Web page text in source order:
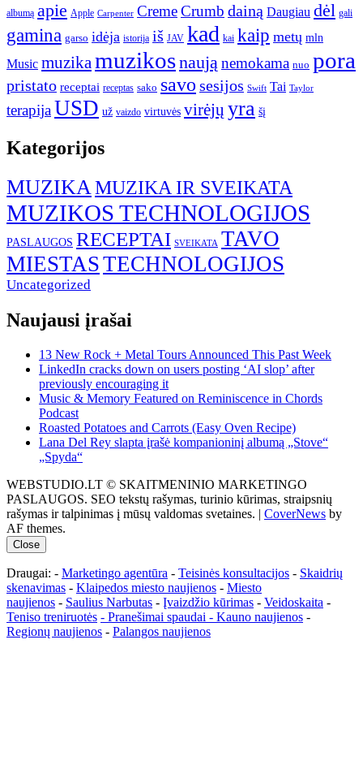
albumą apie Apple Carpenter CremeCrumb dainą Daugiau dėl gali
gamina garso idėja istorija iš JAV kad kai kaip metų mln
Music muzikamuzikosnaująnemokama nuo pora
pristato receptai receptas sako savo sesijos Swift Tai Taylor
terapijaUSD už vaizdo virtuvės virėjų yra šį
Kategorijos
MUZIKAMUZIKA IR SVEIKATA
MUZIKOS TECHNOLOGIJOS
PASLAUGOS RECEPTAI SVEIKATA TAVO
MIESTASTECHNOLOGIJOS
Uncategorized
Naujausi įrašai
13 New Rock + Metal Tours Announced This Past Week
LinkedIn cracks down on users posting ‘AI slop’ after
previously encouraging it
Music & Memory Featured on Reminiscence in Chords
Podcast
Roasted Potatoes and Carrots (Easy Oven Recipe)
Lana Del Rey slapta įrašė kompanioninį albumą „Stove“
„Spyda“
WEBSTUDIO.LT © SKAITMENINIO MARKETINGO
PASLAUGOS. SEO tekstų rašymas, turinio kūrimas, straipsnių
rašymas ir talpinimas į mūsų valdomas svetaines. | CoverNews by
AF themes.
Close
Draugai: - Marketingo agentūra - Teisinės konsultacijos - Skaidrių
skenavimas - Klaipedos miesto naujienos - Miesto
naujienos - Saulius Narbutas - Įvaizdžio kūrimas - Veidoskaita -
Teniso treniruotės - Pranešimai spaudai - Kauno naujienos -
Regionų naujienos - Palangos naujienos